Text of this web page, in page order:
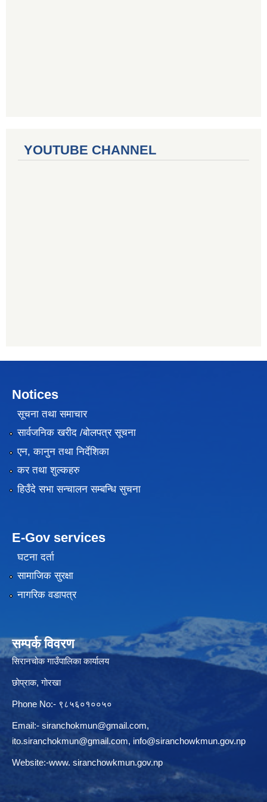
YOUTUBE CHANNEL
Notices
सूचना तथा समाचार
सार्वजनिक खरीद /बोलपत्र सूचना
एन, कानुन तथा निर्देशिका
कर तथा शुल्कहरु
हिउँदे सभा सन्चालन सम्बन्धि सुचना
E-Gov services
घटना दर्ता
सामाजिक सुरक्षा
नागरिक वडापत्र
सम्पर्क विवरण
सिरानचोक गाउँपालिका कार्यालय
छाेप्राक, गाेरखा
Phone No:- ९८५६०१००५०
Email:- siranchokmun@gmail.com,
ito.siranchokmun@gmail.com, info@siranchowkmun.gov.np
Website:-www. siranchowkmun.gov.np